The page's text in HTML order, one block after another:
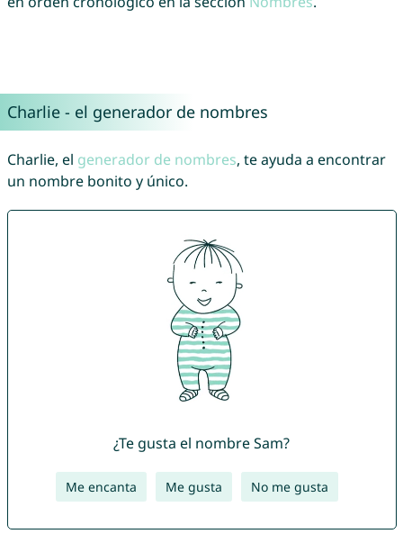
Charlie - el generador de nombres
Charlie, el generador de nombres, te ayuda a encontrar
un nombre bonito y único.
¿Te gusta el nombre Sam?
Me encanta Me gusta No me gusta